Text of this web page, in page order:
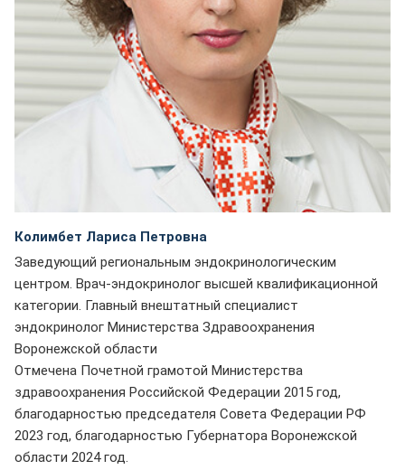
Колимбет Лариса Петровна
Заведующий региональным эндокринологическим
центром. Врач-эндокринолог высшей квалификационной
категории. Главный внештатный специалист
эндокринолог Министерства Здравоохранения
Воронежской области
Отмечена Почетной грамотой Министерства
здравоохранения Российской Федерации 2015 год,
благодарностью председателя Совета Федерации РФ
2023 год, благодарностью Губернатора Воронежской
области 2024 год.